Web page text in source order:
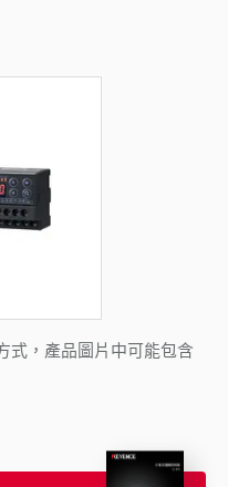
式，產品圖片中可能包含